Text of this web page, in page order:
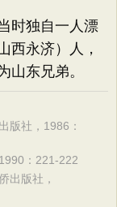
时独自一人漂
西永济）人，
山东兄弟。
版社，1986：
：221-222
出版社，